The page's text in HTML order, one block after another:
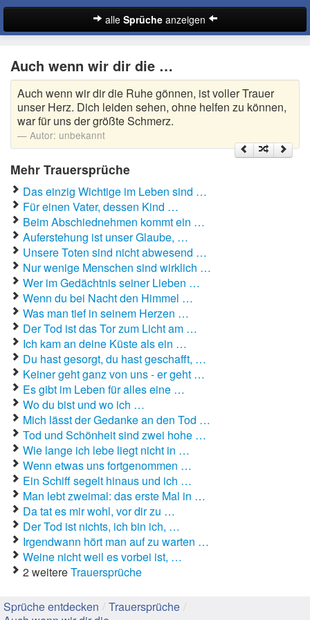
alle Sprücheanzeigen
Abschiedssprüche
Anmachsprüche
Beileidssprüche
Coole Sprüche
Dumme Sprüche
Englische Sprüche
Facebook Sprüche
Fußballsprüche
Gute Nacht Sprüche
Gute Sprüche
Guten Morgen Sprüche
Hochzeitssprüche
Konfirmationssprüche
Lateinische Sprüche
Liebeskummer Sprüche
Lustige Sprüche
Mama-Sprüche
Motivationssprüche
Auch wenn wir dir die …
Auch wenn wir dir die Ruhe gönnen, ist voller Trauer
unser Herz. Dich leiden sehen, ohne helfen zu können,
war für uns der größte Schmerz.
Autor: unbekannt
Mehr Trauersprüche
Das einzig Wichtige im Leben sind …
Für einen Vater, dessen Kind …
Beim Abschiednehmen kommt ein …
Auferstehung ist unser Glaube, …
Unsere Toten sind nicht abwesend …
Nur wenige Menschen sind wirklich …
Wer im Gedächtnis seiner Lieben …
Wenn du bei Nacht den Himmel …
Was man tief in seinem Herzen …
Der Tod ist das Tor zum Licht am …
Ich kam an deine Küste als ein …
Du hast gesorgt, du hast geschafft, …
Keiner geht ganz von uns - er geht …
Es gibt im Leben für alles eine …
Wo du bist und wo ich …
Mich lässt der Gedanke an den Tod …
Tod und Schönheit sind zwei hohe …
Wie lange ich lebe liegt nicht in …
Wenn etwas uns fortgenommen …
Ein Schiff segelt hinaus und ich …
Man lebt zweimal: das erste Mal in …
Da tat es mir wohl, vor dir zu …
Der Tod ist nichts, ich bin ich, …
Irgendwann hört man auf zu warten …
Weine nicht weil es vorbei ist, …
2 weitereTrauersprüche
Sprüche entdecken / Trauersprüche /